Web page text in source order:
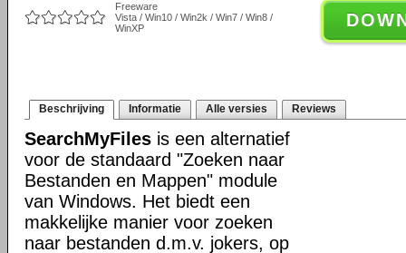
Freeware
Vista / Win10 / Win2k / Win7 / Win8 /
WinXP
Beschrijving Informatie Alle versies Reviews
SearchMyFiles is een alternatief
voor de standaard "Zoeken naar
Bestanden en Mappen" module
van Windows. Het biedt een
makkelijke manier voor zoeken
naar bestanden d.m.v. jokers, op